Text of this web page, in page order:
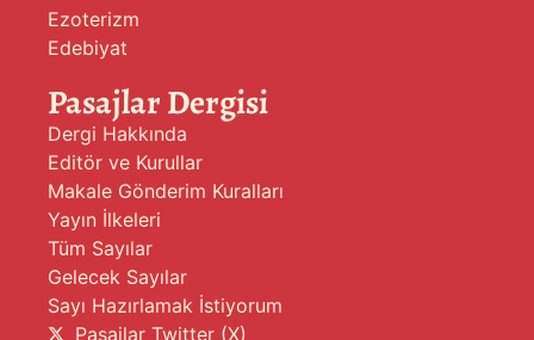
Ezoterizm
Edebiyat
Pasajlar Dergisi
Dergi Hakkında
Editör ve Kurullar
Makale Gönderim Kuralları
Yayın İlkeleri
Tüm Sayılar
Gelecek Sayılar
Sayı Hazırlamak İstiyorum
Pasajlar Twitter (X)